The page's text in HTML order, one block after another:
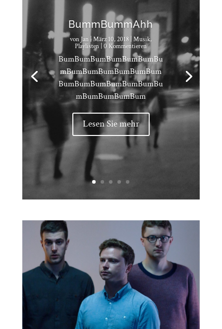
BummBummAhh
vonJan |März 10, 2018 |Musik,
Playlisten | 0 Kommentieren
BumBumBumBumBumBumBu
mBumBumBumBumBumBum
BumBumBumBumBumBumBu
mBumBumBumBum
Lesen Sie mehr